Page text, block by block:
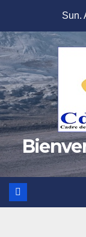
content
Sun.